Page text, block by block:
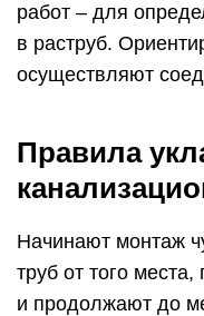
работ – для
в раструб.
осуществляют
Правила
Начинают монтаж
труб от того
и продолжают до